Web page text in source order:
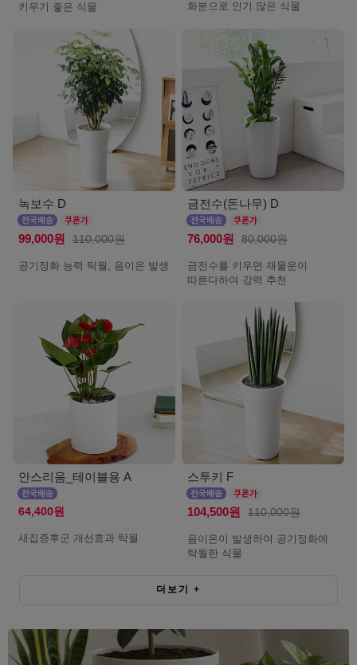
키우기 좋은 식물
화분으로 인기 많은 식물
녹보수 D
99,000원 110,000원
공기정화 능력 탁월, 음이온 발생
금전수(돈나무) D
76,000원 80,000원
금전수를 키우면 재물운이
따른다하여 강력 추천
안스리움_테이블용 A
64,400원
새집증후군 개선효과 탁월
스투키 F
104,500원 110,000원
음이온이 발생하여 공기정화에
탁월한 식물
더보기 +